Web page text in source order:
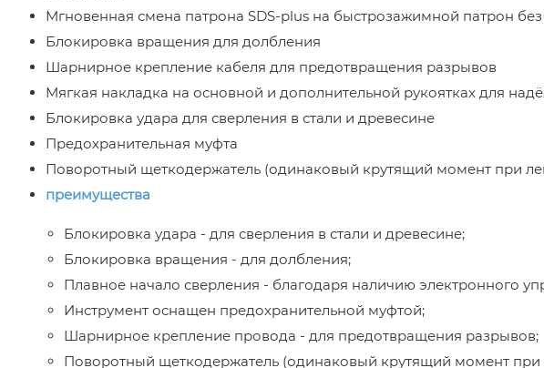
Мгновенная смена патрона SDS-plus на быстрозажимной патрон без
Блокировка вращения для долбления
Шарнирное крепление кабеля для предотвращения разрывов
Мягкая накладка на основной и дополнительной рукоятках для
Блокировка удара для сверления в стали и древесине
Предохранительная муфта
Поворотный щеткодержатель (одинаковый крутящий момент при
преимущества
Блокировка удара - для сверления в стали и древесине;
Блокировка вращения - для долбления;
Плавное начало сверления - благодаря наличию электронного
Инструмент оснащен предохранительной муфтой;
Шарнирное крепление провода - для предотвращения разрывов;
Поворотный щеткодержатель (одинаковый крутящий момент